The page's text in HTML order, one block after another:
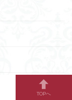
TOPへ